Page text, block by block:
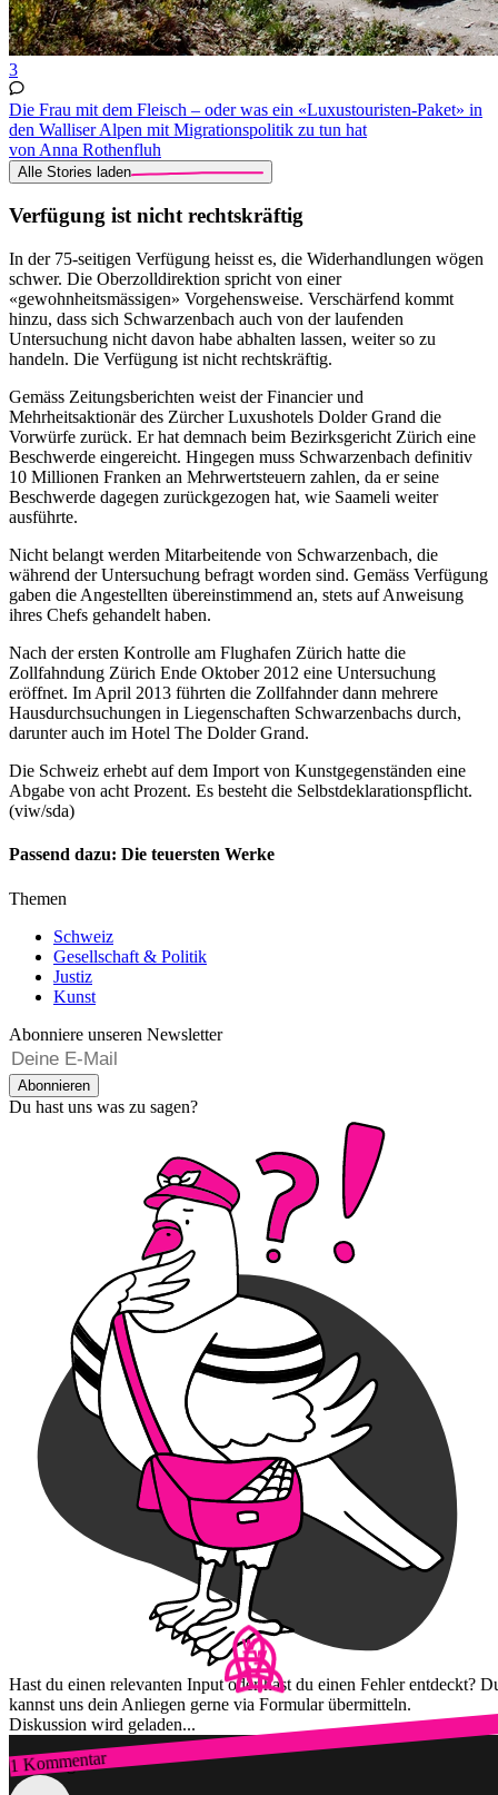
3
Die Frau mit dem Fleisch – oder was ein «Luxustouristen-Paket» in
den Walliser Alpen mit Migrationspolitik zu tun hat
von Anna Rothenfluh
Alle Stories laden
Verfügung ist nicht rechtskräftig
In der 75-seitigen Verfügung heisst es, die Widerhandlungen wögen
schwer. Die Oberzolldirektion spricht von einer
«gewohnheitsmässigen» Vorgehensweise. Verschärfend kommt
hinzu, dass sich Schwarzenbach auch von der laufenden
Untersuchung nicht davon habe abhalten lassen, weiter so zu
handeln. Die Verfügung ist nicht rechtskräftig.
Gemäss Zeitungsberichten weist der Financier und
Mehrheitsaktionär des Zürcher Luxushotels Dolder Grand die
Vorwürfe zurück. Er hat demnach beim Bezirksgericht Zürich eine
Beschwerde eingereicht. Hingegen muss Schwarzenbach definitiv
10 Millionen Franken an Mehrwertsteuern zahlen, da er seine
Beschwerde dagegen zurückgezogen hat, wie Saameli weiter
ausführte.
Nicht belangt werden Mitarbeitende von Schwarzenbach, die
während der Untersuchung befragt worden sind. Gemäss Verfügung
gaben die Angestellten übereinstimmend an, stets auf Anweisung
ihres Chefs gehandelt haben.
Nach der ersten Kontrolle am Flughafen Zürich hatte die
Zollfahndung Zürich Ende Oktober 2012 eine Untersuchung
eröffnet. Im April 2013 führten die Zollfahnder dann mehrere
Hausdurchsuchungen in Liegenschaften Schwarzenbachs durch,
darunter auch im Hotel The Dolder Grand.
Die Schweiz erhebt auf dem Import von Kunstgegenständen eine
Abgabe von acht Prozent. Es besteht die Selbstdeklarationspflicht.
(viw/sda)
Passend dazu: Die teuersten Werke
Themen
Schweiz
Gesellschaft & Politik
Justiz
Kunst
Abonniere unseren Newsletter
Abonnieren
Du hast uns was zu sagen?
Hast du einen relevanten Input oder hast du einen Fehler entdeckt?
kannst uns dein Anliegen gerne via Formular übermitteln.
Diskussion wird geladen...
1 Kommentar
Zum Login